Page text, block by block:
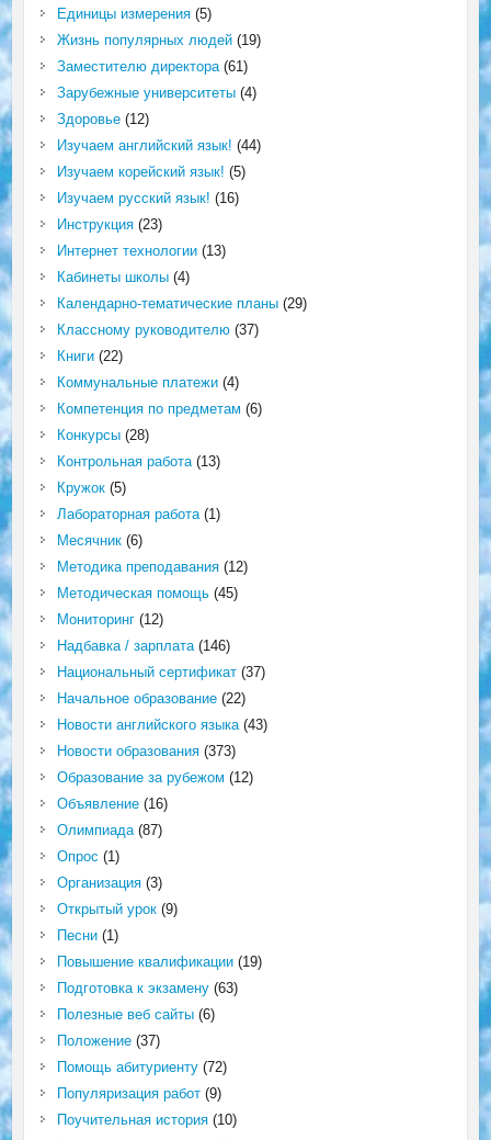
Единицы измерения(5)
Жизнь популярных людей(19)
Заместителю директора(61)
Зарубежные университеты(4)
Здоровье(12)
Изучаем английский язык! (44)
Изучаем корейский язык! (5)
Изучаем русский язык! (16)
Инструкция(23)
Интернет технологии(13)
Кабинеты школы(4)
Календарно-тематические планы(29)
Классному руководителю(37)
Книги(22)
Коммунальные платежи(4)
Компетенция по предметам (6)
Конкурсы(28)
Контрольная работа(13)
Кружок(5)
Лабораторная работа(1)
Месячник(6)
Методика преподавания(12)
Методическая помощь(45)
Мониторинг(12)
Надбавка / зарплата(146)
Национальный сертификат(37)
Начальное образование(22)
Новости английского языка(43)
Новости образования(373)
Образование за рубежом (12)
Объявление(16)
Олимпиада(87)
Опрос (1)
Организация(3)
Открытый урок(9)
Песни(1)
Повышение квалификации(19)
Подготовка к экзамену(63)
Полезные веб сайты(6)
Положение(37)
Помощь абитуриенту(72)
Популяризация работ(9)
Поучительная история(10)